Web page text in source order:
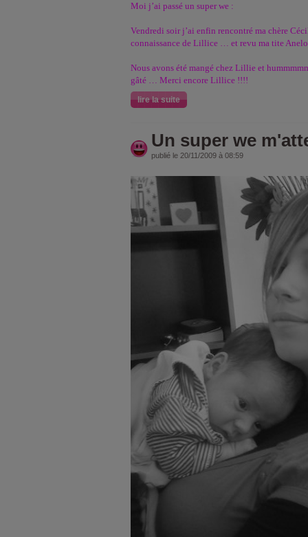
Moi j’ai passé un super we :
Vendredi soir j’ai enfin rencontré ma chère
connaissance de Lillice … et revu ma tite
Nous avons été mangé chez Lillie et
gâté … Merci encore Lillice !!!!
lire la suite
Un super we
publié le 20/11/2009 à 08:59